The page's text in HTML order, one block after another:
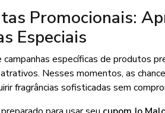
Promocionais:
Especiais
específicas de produtos
Nesses momentos, as
fragrâncias sofisticadas sem